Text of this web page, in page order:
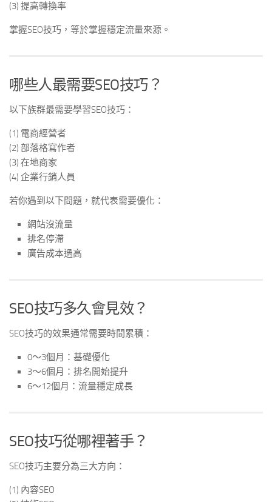
(3) 提高轉換率
掌握SEO技巧，等於掌握穩定流量來源。
哪些人最需要SEO技巧？
以下族群最需要學習SEO技巧：
(1) 電商經營者
(2) 部落格寫作者
(3) 在地商家
(4) 企業行銷人員
若你遇到以下問題，就代表需要優化：
網站沒流量
排名停滯
廣告成本過高
SEO技巧多久會見效？
SEO技巧的效果通常需要時間累積：
0～3個月：基礎優化
3～6個月：排名開始提升
6～12個月：流量穩定成長
SEO技巧從哪裡著手？
SEO技巧主要分為三大方向：
(1) 內容SEO